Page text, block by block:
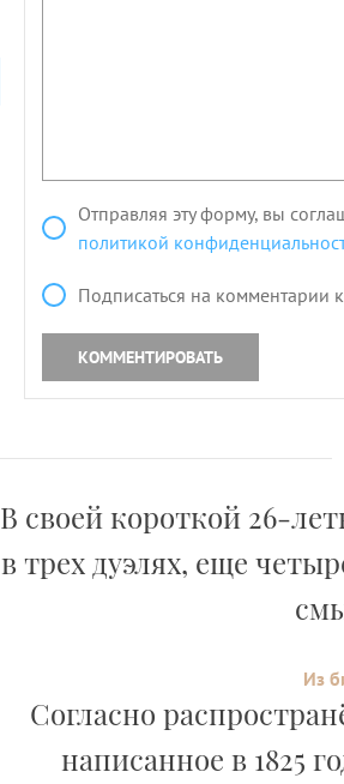
Отправляя эту форму, вы
политикой
Подписаться на комментарии
КОММЕНТИРОВАТЬ
В своей короткой 26-
в трех дуэлях, еще
Из
Согласно
написанное в 1825